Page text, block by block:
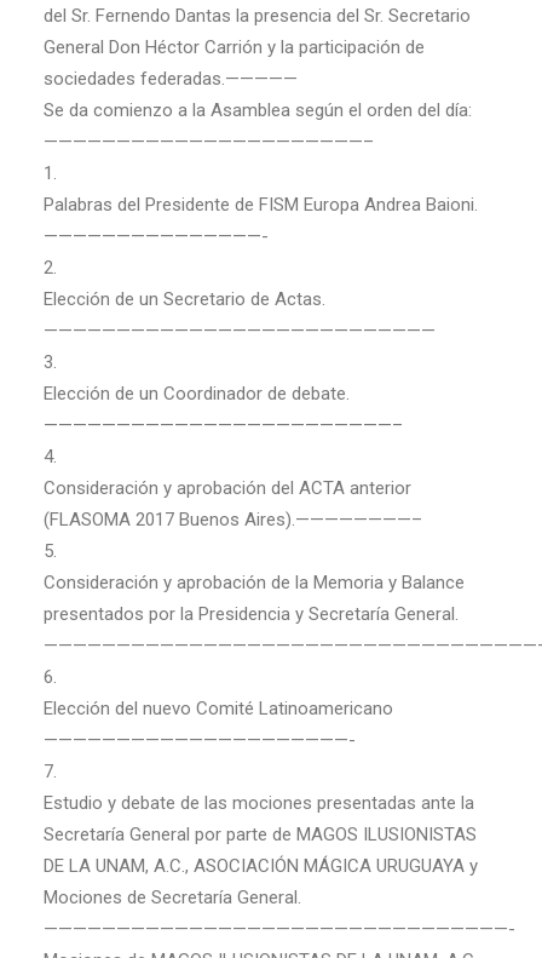
del Sr. Fernendo Dantas la presencia del Sr. Secretario
General Don Héctor Carrión y la participación de
sociedades federadas.—————
Se da comienzo a la Asamblea según el orden del día:
——————————————————————–
1.
Palabras del Presidente de FISM Europa Andrea Baioni.
———————————————-
2.
Elección de un Secretario de Actas.
———————————————————————————
3.
Elección de un Coordinador de debate.
————————————————————————–
4.
Consideración y aprobación del ACTA anterior
(FLASOMA 2017 Buenos Aires).————————–
5.
Consideración y aprobación de la Memoria y Balance
presentados por la Presidencia y Secretaría General.
6.
Elección del nuevo Comité Latinoamericano
—————————————————————-
7.
Estudio y debate de las mociones presentadas ante la
Secretaría General por parte de MAGOS ILUSIONISTAS
DE LA UNAM, A.C., ASOCIACIÓN MÁGICA URUGUAYA y
Mociones de Secretaría General.
————————————————————————————————-